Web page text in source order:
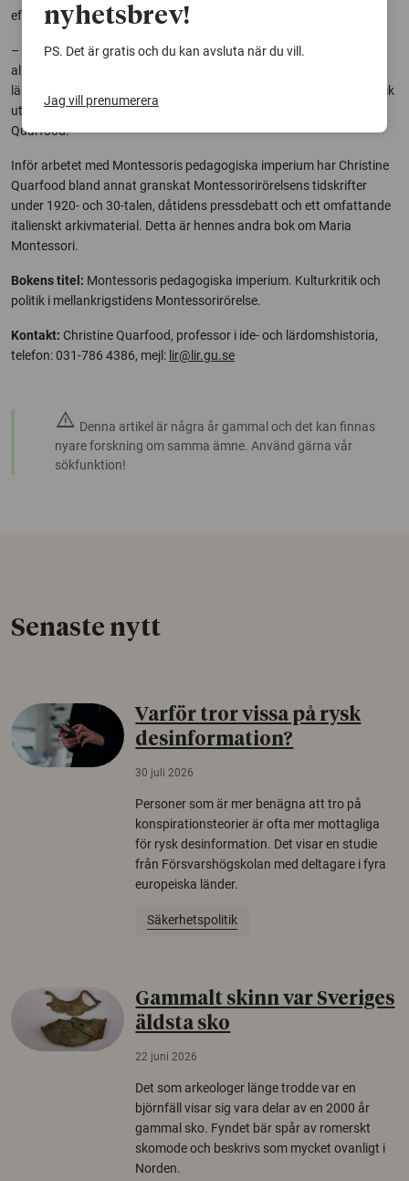
efter. Maria Montessori fortsatte att arbeta aktivt för fredsfrågor.
– Montessorirörelsen har försökt sopa den här problematiska
alliansen med Mussolini under mattan, men det är ohållbart i
längden. Jag har velat ge en rättvisande bild av vad samarbetet gick
ut på, utan att varken svartmåla eller skönmåla, säger Christine
Quarfood.
Inför arbetet med Montessoris pedagogiska imperium har Christine
Quarfood bland annat granskat Montessorirörelsens tidskrifter
under 1920- och 30-talen, dåtidens pressdebatt och ett omfattande
italienskt arkivmaterial. Detta är hennes andra bok om Maria
Montessori.
Bokens titel: Montessoris pedagogiska imperium. Kulturkritik och
politik i mellankrigstidens Montessorirörelse.
Kontakt: Christine Quarfood, professor i ide- och lärdomshistoria,
telefon: 031-786 4386, mejl: lir@lir.gu.se
warning Denna artikel är några år gammal och det kan finnas
nyare forskning om samma ämne. Använd gärna vår
sökfunktion!
Senaste nytt
Varför tror vissa på rysk
desinformation?
30 juli 2026
Personer som är mer benägna att tro på
konspirationsteorier är ofta mer mottagliga
för rysk desinformation. Det visar en studie
från Försvarshögskolan med deltagare i fyra
europeiska länder.
Säkerhetspolitik
Gammalt skinn var Sveriges
äldsta sko
22 juni 2026
Det som arkeologer länge trodde var en
björnfäll visar sig vara delar av en 2000 år
gammal sko. Fyndet bär spår av romerskt
skomode och beskrivs som mycket ovanligt i
Norden.
nyhetsbrev!
PS. Det är gratis och du kan avsluta när du vill.
Jag vill prenumerera